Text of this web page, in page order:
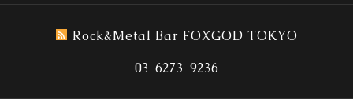
Rock&Metal Bar FOXGOD TOKYO
03-6273-9236